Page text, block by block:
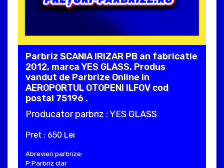
Parbriz SCANIA IRIZAR PB an fabricatie
2012, marca YES GLASS. Produs
vandut de Parbrize Online in
AEROPORTUL OTOPENI ILFOV cod
postal 75196 .
Producator parbriz : YES GLASS
Pret : 650 Lei
Abrevieri parbrize:
P:Parbriz clar